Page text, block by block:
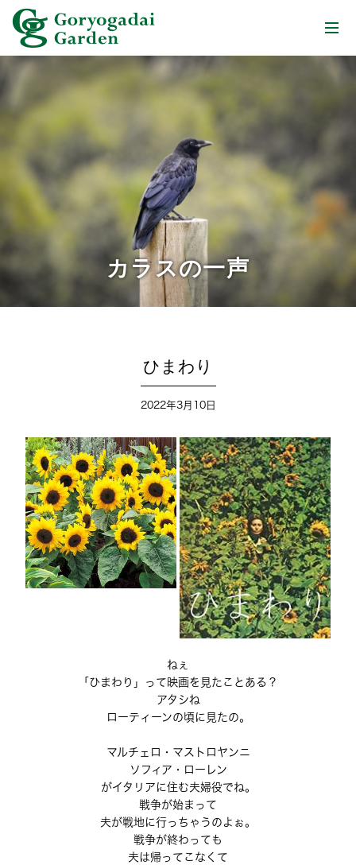
カラスの一声
ひまわり
2022年3月10日
ねぇ
「ひまわり」って映画を見たことある？
アタシね
ローティーンの頃に見たの。
マルチェロ・マストロヤンニ
ソフィア・ローレン
がイタリアに住む夫婦役でね。
戦争が始まって
夫が戦地に行っちゃうのよぉ。
戦争が終わっても
夫は帰ってこなくて